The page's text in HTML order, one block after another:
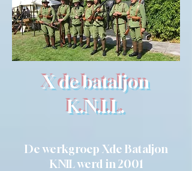
X de bataljon
K.N.I.L.
De werkgroep Xde Bataljon
KNIL werd in 2001